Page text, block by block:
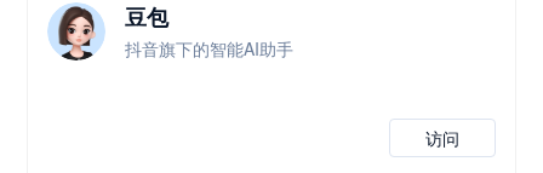
豆包
抖音旗下的智能AI助手
访问